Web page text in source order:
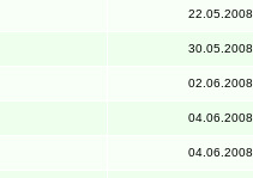
22.05.2008
30.05.2008
02.06.2008
04.06.2008
04.06.2008